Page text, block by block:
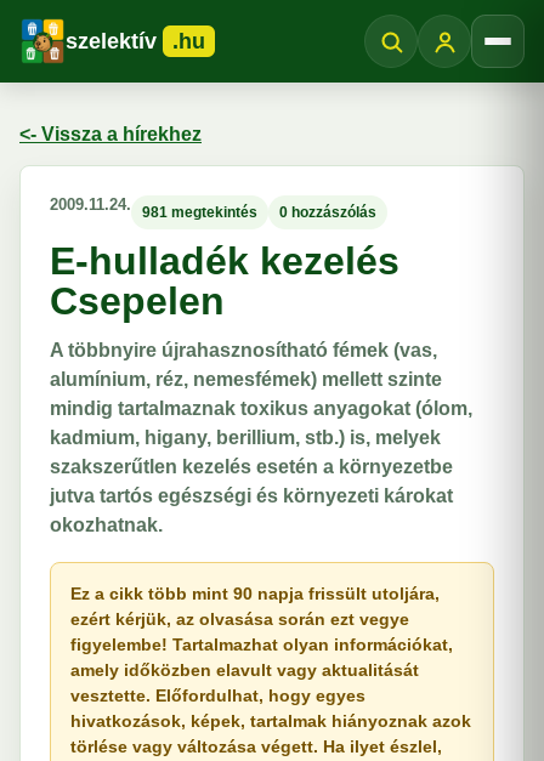
szelektív .hu
<- Vissza a hírekhez
2009.11.24. 981 megtekintés 0 hozzászólás
E-hulladék kezelés
Csepelen
A többnyire újrahasznosítható fémek (vas,
alumínium, réz, nemesfémek) mellett szinte
mindig tartalmaznak toxikus anyagokat (ólom,
kadmium, higany, berillium, stb.) is, melyek
szakszerűtlen kezelés esetén a környezetbe
jutva tartós egészségi és környezeti károkat
okozhatnak.
Ez a cikk több mint 90 napja frissült utoljára,
ezért kérjük, az olvasása során ezt vegye
figyelembe! Tartalmazhat olyan információkat,
amely időközben elavult vagy aktualitását
vesztette. Előfordulhat, hogy egyes
hivatkozások, képek, tartalmak hiányoznak azok
törlése vagy változása végett. Ha ilyet észlel,